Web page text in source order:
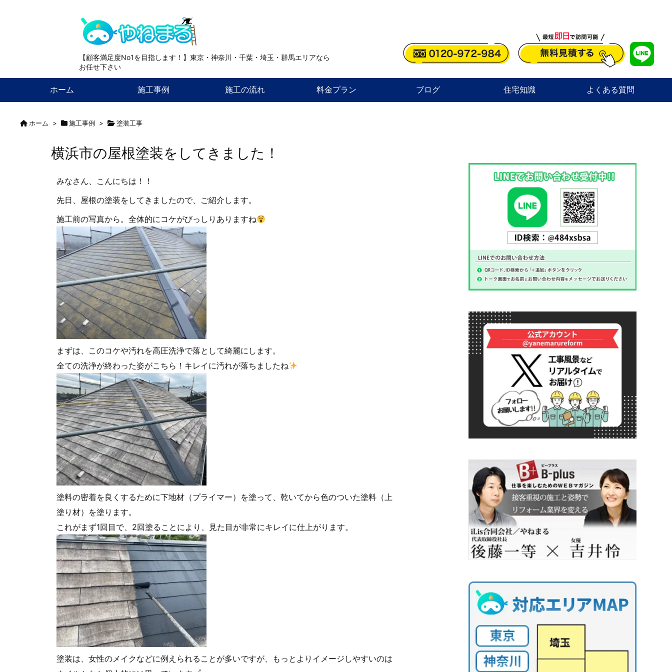
【顧客満足度No1を目指します！】東京・神奈川・千葉・埼玉・群馬エリアなら
お任せ下さい
ホーム 施工事例 施工の流れ 料金プラン ブログ 住宅知識 よくある質問
ホーム > 施工事例 > 塗装工事
横浜市の屋根塗装をしてきました！
みなさん、こんにちは！！
先日、屋根の塗装をしてきましたので、ご紹介します。
施工前の写真から。全体的にコケがびっしりありますね
まずは、このコケや汚れを高圧洗浄で落として綺麗にします。
全ての洗浄が終わった姿がこちら！キレイに汚れが落ちましたね
塗料の密着を良くするために下地材（プライマー）を塗って、乾いてから色のついた塗料（上
塗り材）を塗ります。
これがまず1回目で、2回塗ることにより、見た目が非常にキレイに仕上がります。
塗装は、女性のメイクなどに例えられることが多いですが、もっとよりイメージしやすいのは